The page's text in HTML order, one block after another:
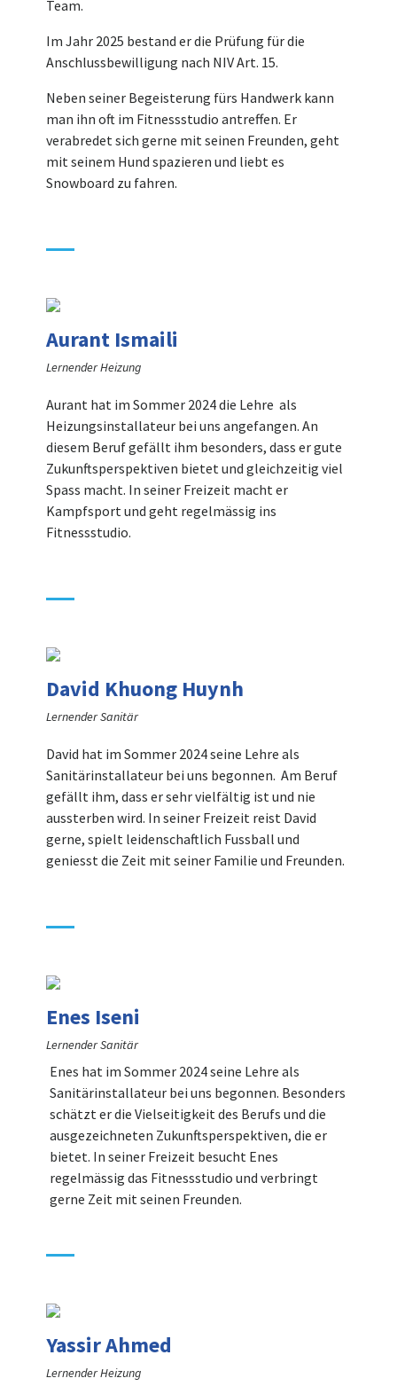
Team.
Im Jahr 2025 bestand er die Prüfung für die
Anschlussbewilligung nach NIV Art. 15.
Neben seiner Begeisterung fürs Handwerk kann
man ihn oft im Fitnessstudio antreffen. Er
verabredet sich gerne mit seinen Freunden, geht
mit seinem Hund spazieren und liebt es
Snowboard zu fahren.
Aurant Ismaili
Lernender Heizung
Aurant hat im Sommer 2024 die Lehre als
Heizungsinstallateur bei uns angefangen. An
diesem Beruf gefällt ihm besonders, dass er gute
Zukunftsperspektiven bietet und gleichzeitig viel
Spass macht. In seiner Freizeit macht er
Kampfsport und geht regelmässig ins
Fitnessstudio.
David Khuong Huynh
Lernender Sanitär
David hat im Sommer 2024 seine Lehre als
Sanitärinstallateur bei uns begonnen. Am Beruf
gefällt ihm, dass er sehr vielfältig ist und nie
aussterben wird. In seiner Freizeit reist David
gerne, spielt leidenschaftlich Fussball und
geniesst die Zeit mit seiner Familie und Freunden.
Enes Iseni
Lernender Sanitär
Enes hat im Sommer 2024 seine Lehre als
Sanitärinstallateur bei uns begonnen. Besonders
schätzt er die Vielseitigkeit des Berufs und die
ausgezeichneten Zukunftsperspektiven, die er
bietet. In seiner Freizeit besucht Enes
regelmässig das Fitnessstudio und verbringt
gerne Zeit mit seinen Freunden.
Yassir Ahmed
Lernender Heizung